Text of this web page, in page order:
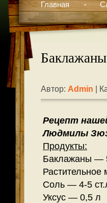
Главная
Автор: Admin |
Рецепт
Людмилы
Продукты:
Баклажаны —
Соль — 4-5
Уксус — 0,5 л